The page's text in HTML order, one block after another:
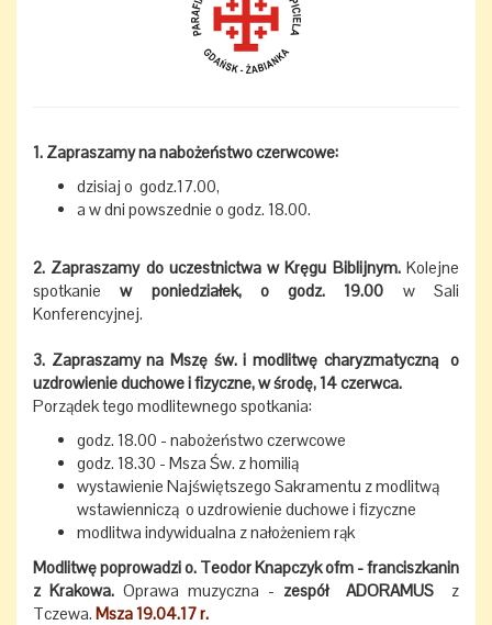
1. Zapraszamy na nabożeństwo czerwcowe:
dzisiaj o godz.17.00,
a w dni powszednie o godz. 18.00.
2. Zapraszamy do uczestnictwa w Kręgu Biblijnym.Kolejne
spotkaniew poniedziałek, o godz. 19.00 w Sali
Konferencyjnej.
3. Zapraszamy na Mszę św. i modlitwę charyzmatyczną o
uzdrowienie duchowe i fizyczne, w środę, 14 czerwca.
Porządek tego modlitewnego spotkania:
godz. 18.00 - nabożeństwo czerwcowe
godz. 18.30 - Msza Św. z homilią
wystawienie Najświętszego Sakramentu z modlitwą
wstawienniczą o uzdrowienie duchowe i fizyczne
modlitwa indywidualna z nałożeniem rąk
Modlitwę poprowadzi o. Teodor Knapczyk ofm - franciszkanin
z Krakowa. Oprawa muzyczna - zespół ADORAMUS z
Tczewa. Msza 19.04.17 r.